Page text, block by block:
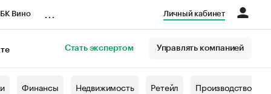
Вино Личный кабинет
Стать экспертом Управлять компанией
Финансы Недвижимость Ретейл Производство